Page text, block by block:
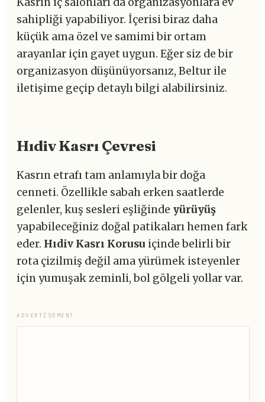
sahipliği yapabiliyor. İçerisi biraz daha
küçük ama özel ve samimi bir ortam
arayanlar için gayet uygun. Eğer siz de bir
organizasyon düşünüyorsanız, Beltur ile
iletişime geçip detaylı bilgi alabilirsiniz.
Hıdiv Kasrı Çevresi
Kasrın etrafı tam anlamıyla bir doğa
cenneti. Özellikle sabah erken saatlerde
gelenler, kuş sesleri eşliğinde yürüyüş
yapabileceğiniz doğal patikaları hemen fark
eder. Hıdiv Kasrı Korusu içinde belirli bir
rota çizilmiş değil ama yürümek isteyenler
için yumuşak zeminli, bol gölgeli yollar var.
ADVERTISEMENT